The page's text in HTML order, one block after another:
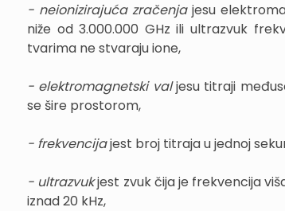
- neionizirajuća zračenjajesu
niže od 3.000.000 GHz ili ultrazvuk
tvarima ne stvaraju ione,
- elektromagnetski valjesu titraji
se šire prostorom,
- frekvencijajest broj titraja u jednoj
- ultrazvukjest zvuk čija je frekvencija
iznad 20 kHz,